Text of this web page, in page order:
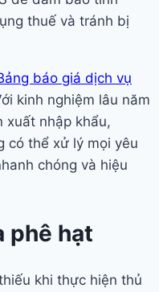
thuế và tránh bị
báo giá dịch vụ
kinh nghiệm lâu năm
xuất nhập khẩu,
có thể xử lý mọi yêu
chóng và hiệu
phê hạt
khi thực hiện thủ